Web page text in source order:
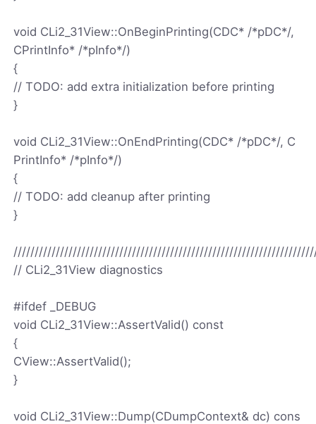
void CLi2_31View::OnBeginPrinting(CDC* /*pDC*/,
CPrintInfo* /*pInfo*/)
{
// TODO: add extra initialization before printing
}
void CLi2_31View::OnEndPrinting(CDC* /*pDC*/, C
PrintInfo* /*pInfo*/)
{
// TODO: add cleanup after printing
}
// CLi2_31View diagnostics
#ifdef _DEBUG
void CLi2_31View::AssertValid() const
{
CView::AssertValid();
}
void CLi2_31View::Dump(CDumpContext& dc) cons